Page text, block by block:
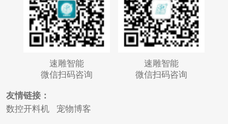
速雕智能
微信扫码咨询
速雕智能
微信扫码咨询
友情链接：
数控开料机
宠物博客